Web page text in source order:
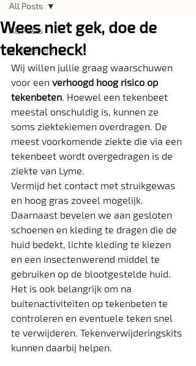
All Posts
Nuttige info
All Posts
Wees niet gek, doe de
tekencheck!
Wij willen jullie graag waarschuwen
voor een verhoogd hoog risico op
tekenbeten. Hoewel een tekenbeet
meestal onschuldig is, kunnen ze
soms ziektekiemen overdragen. De
meest voorkomende ziekte die via een
tekenbeet wordt overgedragen is de
ziekte van Lyme.
Vermijd het contact met struikgewas
en hoog gras zoveel mogelijk.
Daarnaast bevelen we aan gesloten
schoenen en kleding te dragen die de
huid bedekt, lichte kleding te kiezen
en een insectenwerend middel te
gebruiken op de blootgestelde huid.
Het is ook belangrijk om na
buitenactiviteiten op tekenbeten te
controleren en eventuele teken snel
te verwijderen. Tekenverwijderingskits
kunnen daarbij helpen.